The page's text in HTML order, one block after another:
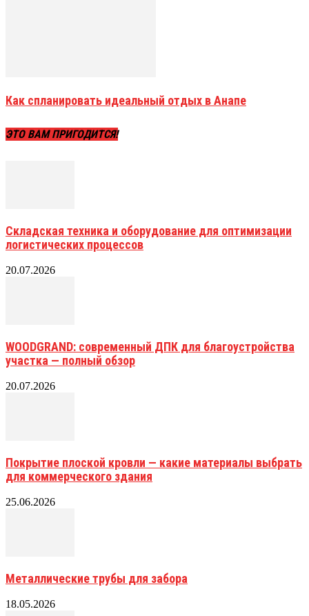
Как спланировать идеальный отдых в Анапе
ЭТО ВАМ ПРИГОДИТСЯ!
Складская техника и оборудование для оптимизации
логистических процессов
20.07.2026
WOODGRAND: современный ДПК для благоустройства
участка — полный обзор
20.07.2026
Покрытие плоской кровли — какие материалы выбрать
для коммерческого здания
25.06.2026
Металлические трубы для забора
18.05.2026